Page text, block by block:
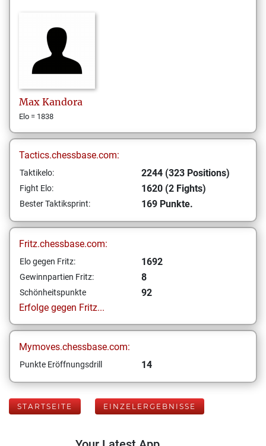
Max Kandora
Elo = 1838
Tactics.chessbase.com:
Taktikelo: 2244 (323 Positions)
Fight Elo: 1620 (2 Fights)
Bester Taktiksprint: 169 Punkte.
Fritz.chessbase.com:
Elo gegen Fritz: 1692
Gewinnpartien Fritz: 8
Schönheitspunkte
92
Erfolge gegen Fritz...
Mymoves.chessbase.com:
Punkte Eröffnungsdrill 14
STARTSEITE EINZELERGEBNISSE